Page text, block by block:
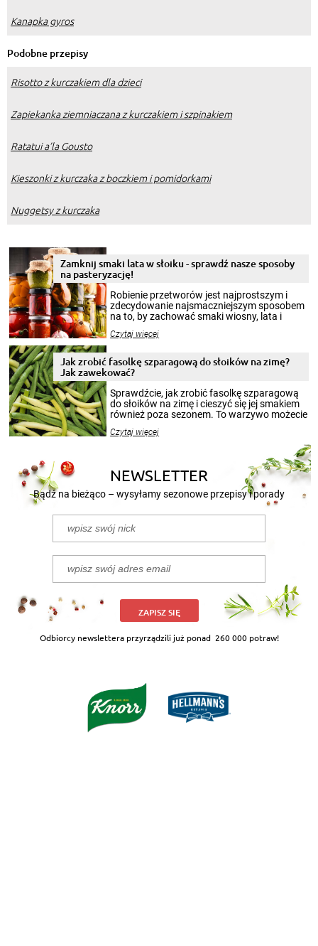
Kanapka gyros
Podobne przepisy
Risotto z kurczakiem dla dzieci
Zapiekanka ziemniaczana z kurczakiem i szpinakiem
Ratatui a’la Gousto
Kieszonki z kurczaka z boczkiem i pomidorkami
Nuggetsy z kurczaka
Zamknij smaki lata w słoiku - sprawdź nasze sposoby
na pasteryzację!
Robienie przetworów jest najprostszym i
zdecydowanie najsmaczniejszym sposobem
na to, by zachować smaki wiosny, lata i
krajobrazów, by cieszyć nimi oko w sezonie
pełni poczuć atmosferę cieplejszych
miesięcy. Przygotowanie słoików ze
smakowitą zawartością musi obejmować
patenty, które pozwolą zachować świeżość
przetworów.
Czytaj więcej
Jak zrobić fasolkę szparagową do słoików na zimę?
Jak zawekować?
Sprawdźcie, jak zrobić fasolkę szparagową
do słoików na zimę i cieszyć się jej smakiem
również poza sezonem. To warzywo możecie
nasze propozycje!
Czytaj więcej
NEWSLETTER
Bądź na bieżąco – wysyłamy sezonowe przepisy i porady
ZAPISZ SIĘ
Odbiorcy newslettera przyrządzili już ponad 260 000 potraw!